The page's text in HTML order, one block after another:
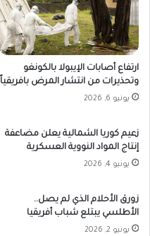
ارتفاع أصابات الإيبولا بالكونغو
وتحذيرات من انتشار المرض بافريقياً
يونيو 6, 2026
زعيم كوريا الشمالية يعلن مضاعفة
إنتاج المواد النووية العسكرية
يونيو 4, 2026
زورق الأحلام الذي لم يصل..
الأطلسي يبتلع شباب أفريقيا
يونيو 2, 2026